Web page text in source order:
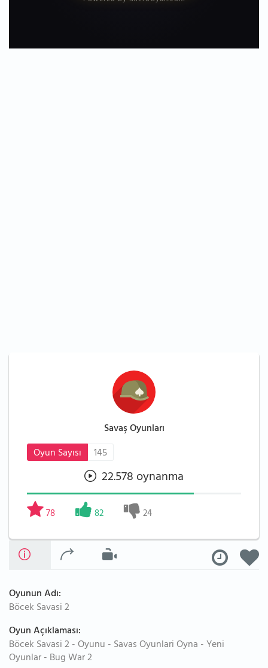
Savaş Oyunları
Oyun Sayısı
145
22.578 oynanma
78 82 24
Oyunun Adı:
Böcek Savasi 2
Oyun Açıklaması:
Böcek Savasi 2 - Oyunu - Savas Oyunlari Oyna - Yeni
Oyunlar - Bug War 2